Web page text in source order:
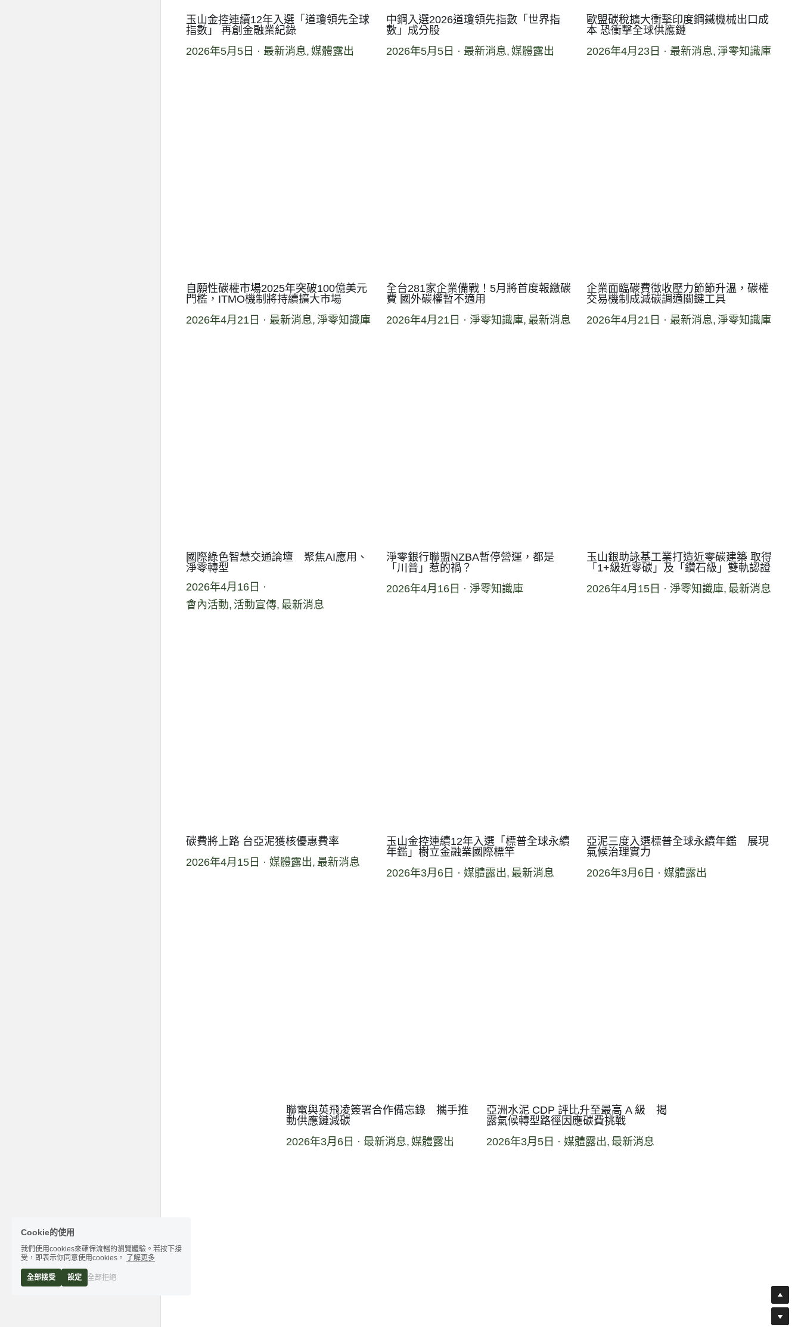
玉山金控連續12年入選「道瓊領先全球
指數」 再創金融業紀錄
2026年5月5日 · 最新消息, 媒體露出
中鋼入選2026道瓊領先指數「世界指
數」成分股
2026年5月5日 · 最新消息, 媒體露出
歐盟碳稅擴大衝擊印度鋼鐵機械出口成
本 恐衝擊全球供應鏈
2026年4月23日 · 最新消息, 淨零知識庫
自願性碳權市場2025年突破100億美元
門檻，ITMO機制將持續擴大市場
2026年4月21日 · 最新消息, 淨零知識庫
全台281家企業備戰！5月將首度報繳碳
費 國外碳權暫不適用
2026年4月21日 · 淨零知識庫, 最新消息
企業面臨碳費徵收壓力節節升溫，碳權
交易機制成減碳調適關鍵工具
2026年4月21日 · 最新消息, 淨零知識庫
國際綠色智慧交通論壇 聚焦AI應用、
淨零轉型
2026年4月16日 ·
會內活動, 活動宣傳, 最新消息
淨零銀行聯盟NZBA暫停營運，都是
「川普」惹的禍？
2026年4月16日 · 淨零知識庫
玉山銀助詠基工業打造近零碳建築 取得
「1+級近零碳」及「鑽石級」雙軌認證
2026年4月15日 · 淨零知識庫, 最新消息
碳費將上路 台亞泥獲核優惠費率
2026年4月15日 · 媒體露出, 最新消息
玉山金控連續12年入選「標普全球永續
年鑑」樹立金融業國際標竿
2026年3月6日 · 媒體露出, 最新消息
亞泥三度入選標普全球永續年鑑 展現
氣候治理實力
2026年3月6日 · 媒體露出
聯電與英飛凌簽署合作備忘錄 攜手推
動供應鏈減碳
2026年3月6日 · 最新消息, 媒體露出
亞洲水泥 CDP 評比升至最高 A 級 揭
露氣候轉型路徑因應碳費挑戰
2026年3月5日 · 媒體露出, 最新消息
Cookie的使用
我們使用cookies來確保流暢的瀏覽體驗。若按下接
受，即表示你同意使用cookies。
了解更多
全部接受 設定 全部拒絕